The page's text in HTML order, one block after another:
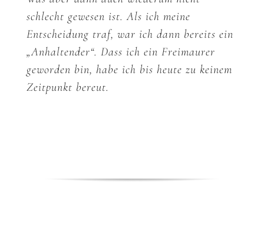
schlecht gewesen ist. Als ich meine
Entscheidung traf, war ich dann bereits ein
„Anhaltender“. Dass ich ein Freimaurer
geworden bin, habe ich bis heute zu keinem
Zeitpunkt bereut.